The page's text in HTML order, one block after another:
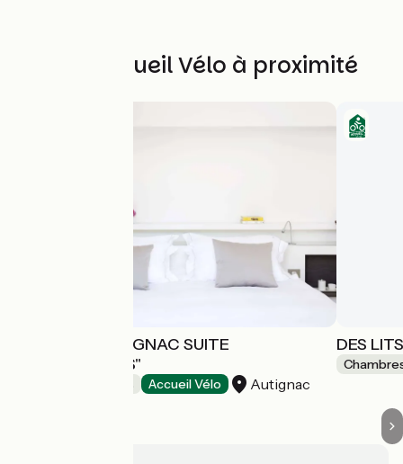
Autres Accueil Vélo à proximité
CHATEAU AUTIGNAC SUITE
"TABERNOLLES"
Accueil Vélo Autignac
DES